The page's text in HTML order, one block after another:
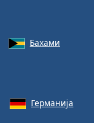
Бахами
Германија